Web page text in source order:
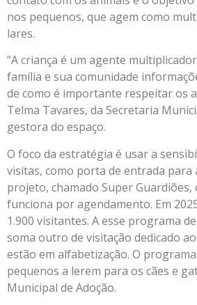
nos pequenos, que agem como
lares.
“A criança é um agente
família e sua comunidade
de como é importante respeitar os
Telma Tavares, da Secretaria
gestora do espaço.
O foco da estratégia é usar a
visitas, como porta de entrada para
projeto, chamado Super Guardiões,
funciona por agendamento. Em
1.900 visitantes. A esse programa
soma outro de visitação dedicado
estão em alfabetização. O
pequenos a lerem para os cães e
Municipal de Adoção.